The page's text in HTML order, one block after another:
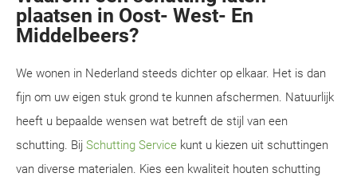
plaatsen in Oost- West- En
Middelbeers?
We wonen in Nederland steeds dichter op elkaar. Het is dan
fijn om uw eigen stuk grond te kunnen afschermen. Natuurlijk
heeft u bepaalde wensen wat betreft de stijl van een
schutting. Bij Schutting Service kunt u kiezen uit schuttingen
van diverse materialen. Kies een kwaliteit houten schutting